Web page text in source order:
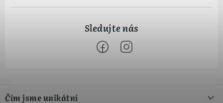
áČím jsme unikátní